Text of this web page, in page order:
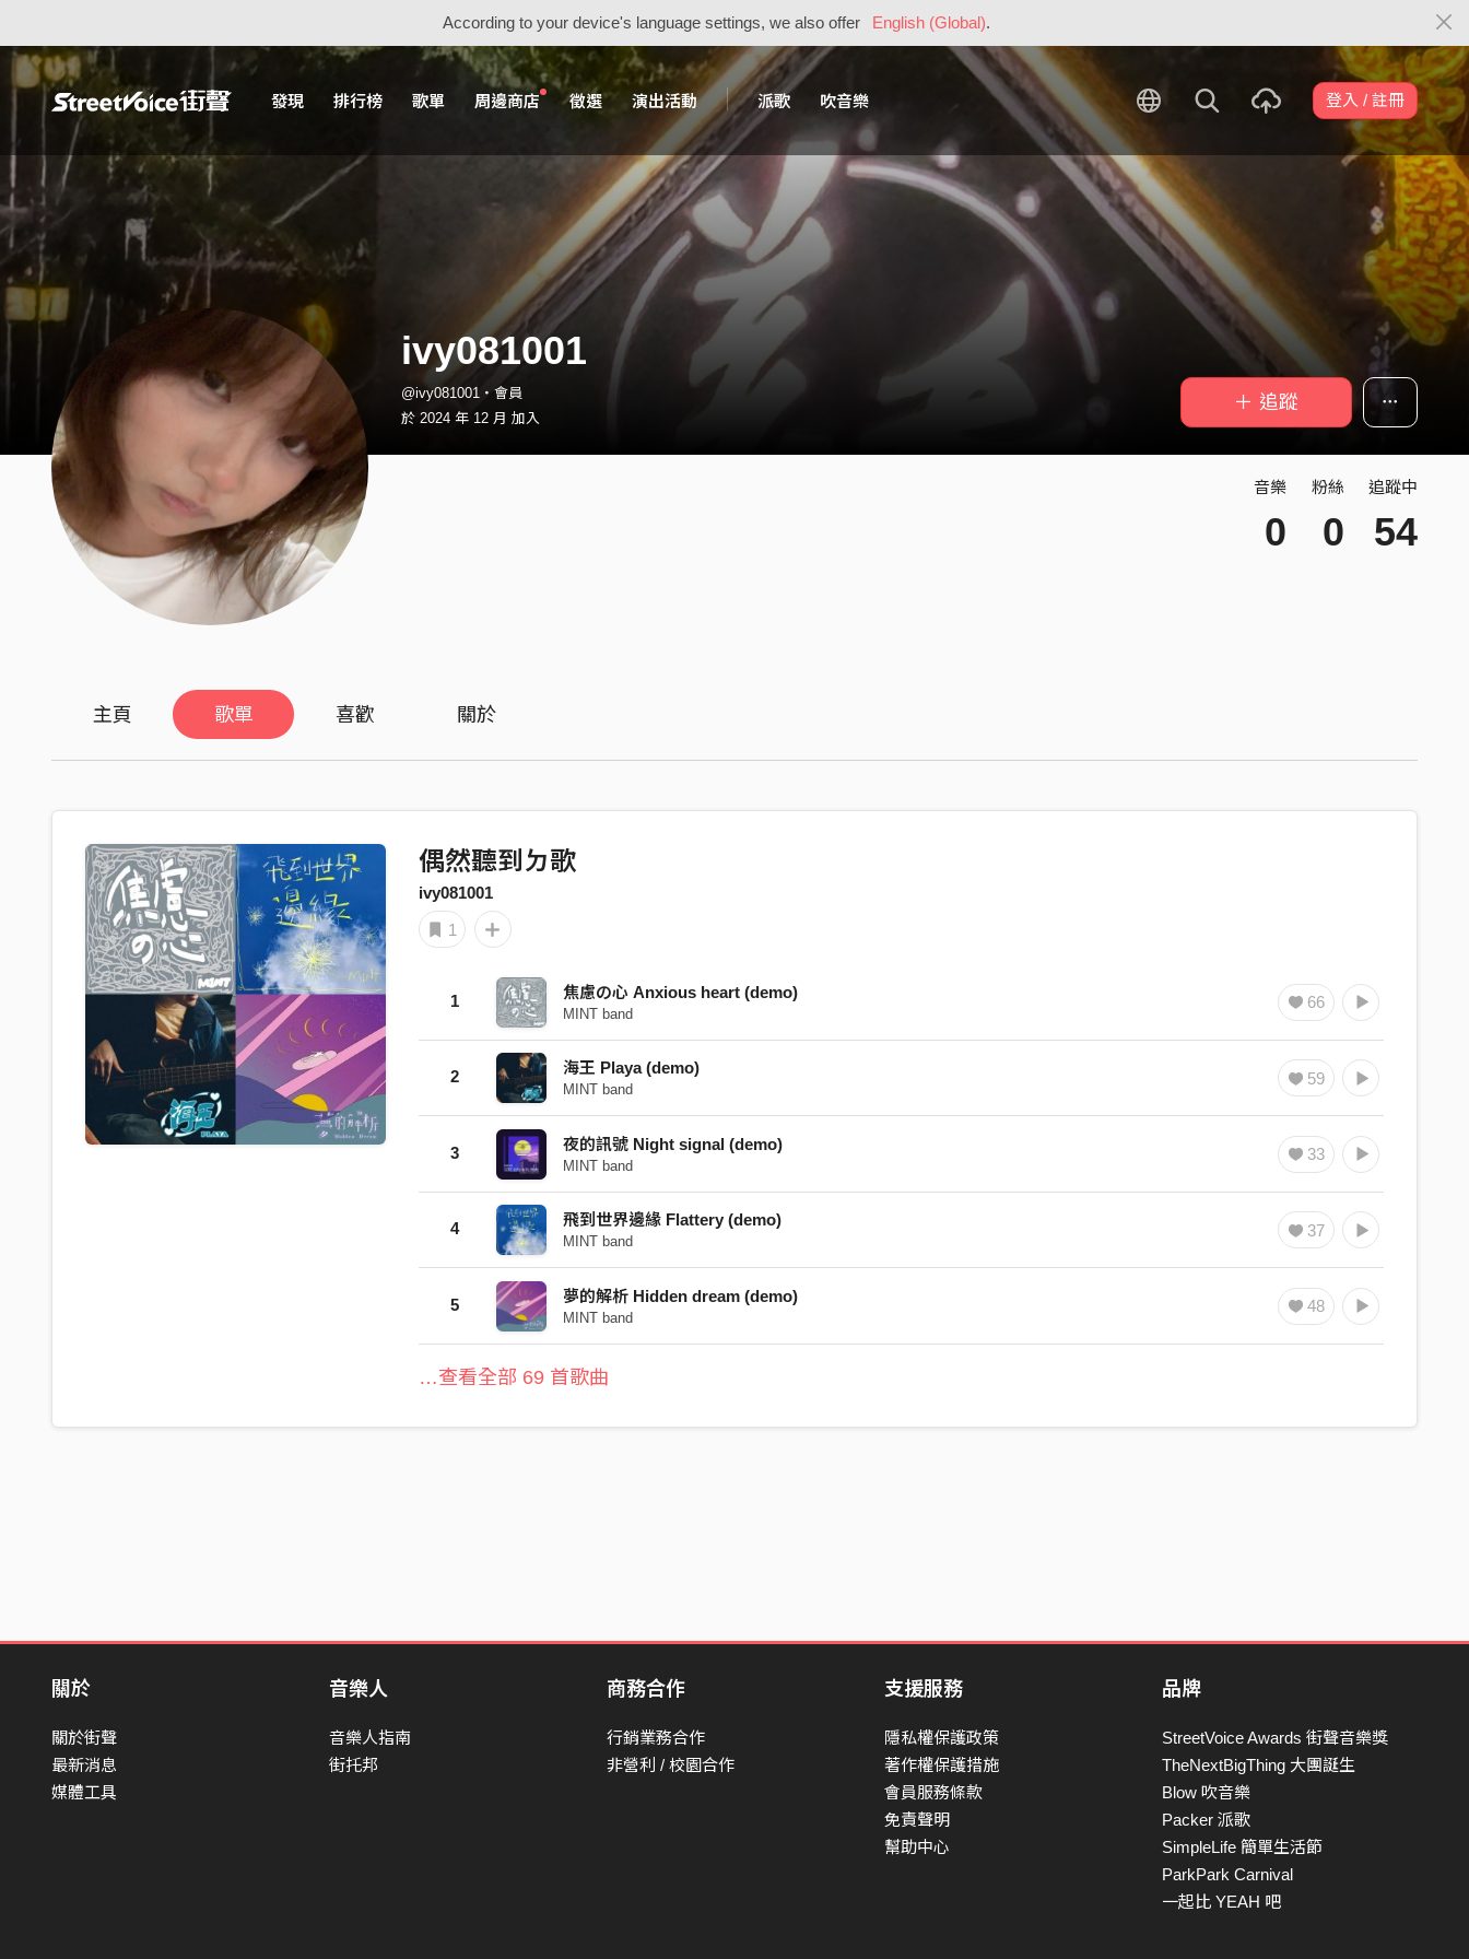
According to your device's language settings, we also offer English (Global).
發現 排行榜 歌單 周邊商店 徵選 演出活動 派歌 吹音樂 登入 / 註冊
ivy081001
@ivy081001・會員
於 2024 年 12 月 加入
＋ 追蹤
音樂
0
粉絲
0
追蹤中
54
主頁 歌單 喜歡 關於
偶然聽到ㄉ歌
ivy081001
1
1 焦慮の心 Anxious heart (demo)
MINT band
66
2 海王 Playa (demo)
MINT band
59
3 夜的訊號 Night signal (demo)
MINT band
33
4 飛到世界邊緣 Flattery (demo)
MINT band
37
5 夢的解析 Hidden dream (demo)
MINT band
48
…查看全部 69 首歌曲
關於
關於街聲
最新消息
媒體工具
音樂人
音樂人指南
街托邦
商務合作
行銷業務合作
非營利 / 校園合作
支援服務
隱私權保護政策
著作權保護措施
會員服務條款
免責聲明
幫助中心
品牌
StreetVoice Awards 街聲音樂獎
TheNextBigThing 大團誕生
Blow 吹音樂
Packer 派歌
SimpleLife 簡單生活節
ParkPark Carnival
一起比 YEAH 吧